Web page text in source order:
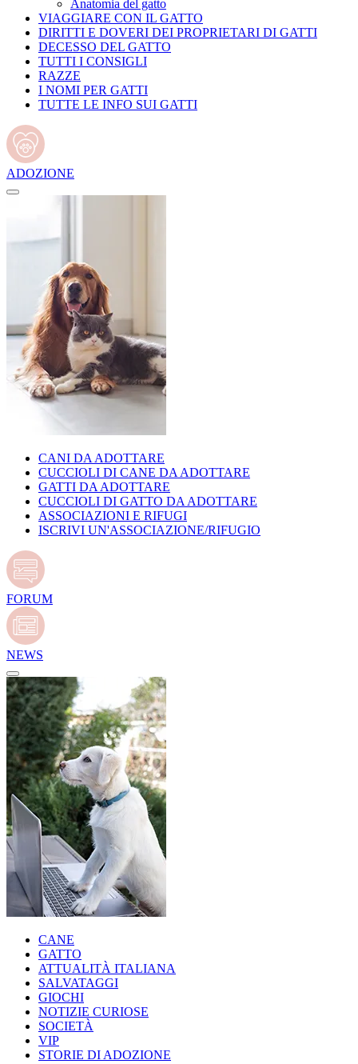
Anatomia del gatto
VIAGGIARE CON IL GATTO
DIRITTI E DOVERI DEI PROPRIETARI DI GATTI
DECESSO DEL GATTO
TUTTI I CONSIGLI
RAZZE
I NOMI PER GATTI
TUTTE LE INFO SUI GATTI
ADOZIONE
CANI DA ADOTTARE
CUCCIOLI DI CANE DA ADOTTARE
GATTI DA ADOTTARE
CUCCIOLI DI GATTO DA ADOTTARE
ASSOCIAZIONI E RIFUGI
ISCRIVI UN'ASSOCIAZIONE/RIFUGIO
FORUM
NEWS
CANE
GATTO
ATTUALITÀ ITALIANA
SALVATAGGI
GIOCHI
NOTIZIE CURIOSE
SOCIETÀ
VIP
STORIE DI ADOZIONE